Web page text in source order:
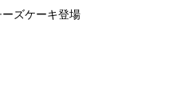
ズケーキ登場